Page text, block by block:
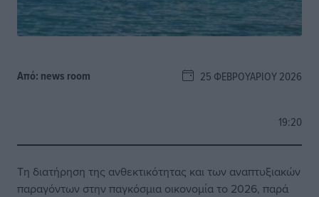
Από: news room 25 ΦΕΒΡΟΥΑΡΊΟΥ 2026
19:20
Τη διατήρηση της ανθεκτικότητας και των αναπτυξιακών
παραγόντων στην παγκόσμια οικονομία το 2026, παρά